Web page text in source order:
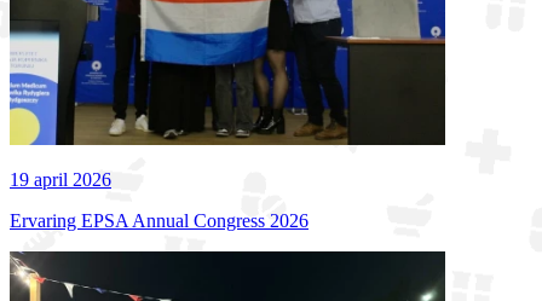
19 april 2026
Ervaring EPSA Annual Congress 2026